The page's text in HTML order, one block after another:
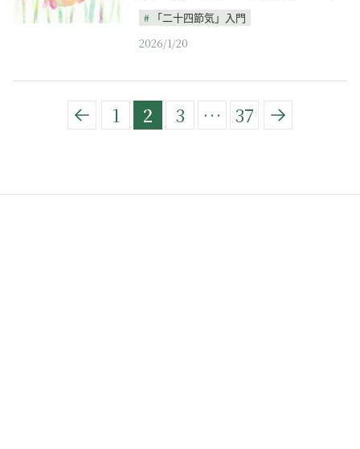
「二十四節気」入門
2026/1/20
1 2 3 … 37